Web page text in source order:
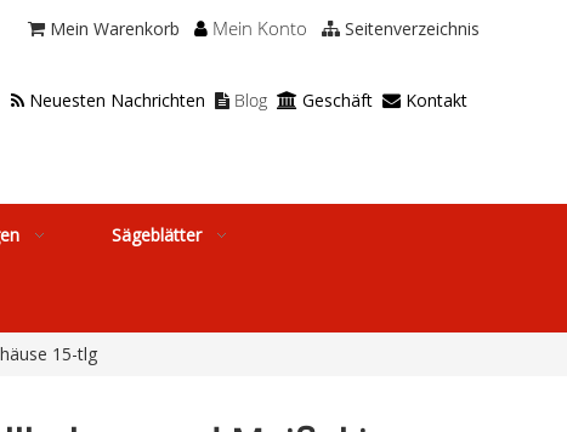
 Mein Warenkorb  Mein Konto  Seitenverzeichnis
 Neuesten Nachrichten  Blog  Geschäft  Kontakt
Sägeblätter
15-tlg